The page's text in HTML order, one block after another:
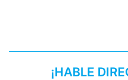
¡HABLE